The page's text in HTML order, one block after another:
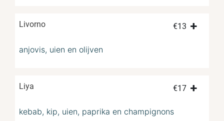
Livorno €13
anjovis, uien en olijven
Liya €17
kebab, kip, uien, paprika en champignons